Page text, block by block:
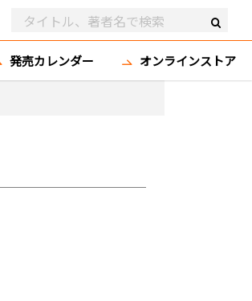
発売カレンダー オンラインストア